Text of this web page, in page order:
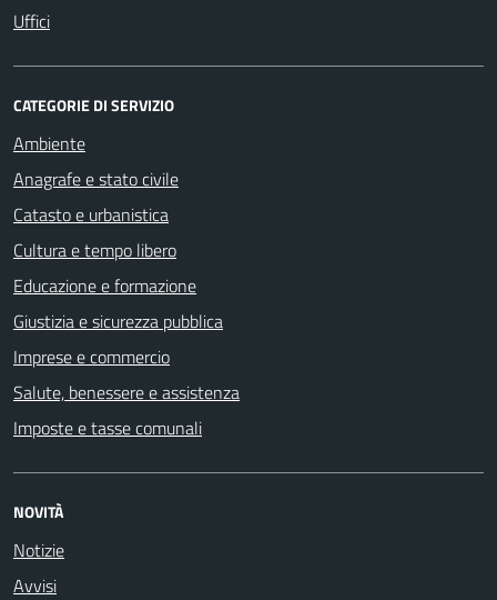
Uffici
CATEGORIE DI SERVIZIO
Ambiente
Anagrafe e stato civile
Catasto e urbanistica
Cultura e tempo libero
Educazione e formazione
Giustizia e sicurezza pubblica
Imprese e commercio
Salute, benessere e assistenza
Imposte e tasse comunali
NOVITÀ
Notizie
Avvisi